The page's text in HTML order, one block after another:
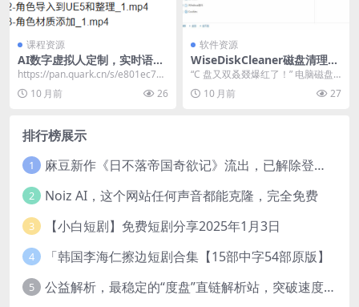
课程资源
AI数字虚拟人定制，实时语音
交互训练营（零基础），前沿
核心数字人开发技术
https://pan.quark.cn/s/e801ec733
1af ​ AI...
10 月前 26
软件资源
WiseDiskCleaner磁盘清理v1
1.2.7.847绿色版
“C 盘又双叒叕爆红了！” 电脑磁盘
空间告急几乎是所有用户的共同困
扰，尤其是 C...
10 月前 27
排行榜展示
1 麻豆新作《日不落帝国奇欲记》流出，已解除登录验证！
2 Noiz AI，这个网站任何声音都能克隆，完全免费
3 【小白短剧】免费短剧分享2025年1月3日
4 「韩国李海仁擦边短剧合集【15部中字54部原版】
5 公益解析，最稳定的“度盘”直链解析站，突破速度限制